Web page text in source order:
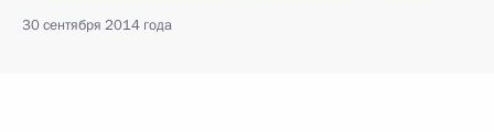
30 сентября 2014 года